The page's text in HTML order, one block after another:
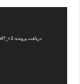
دریافت پرونده: http://chiran-echo.org/wp-content/uploads/2025/05/video_2025-05-18_17-25-52.mp4?_=3